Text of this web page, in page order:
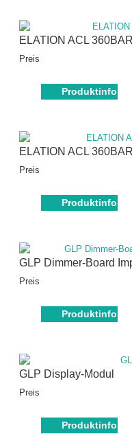
ELATION ACL
Preis
Produktinfo
ELATION ACL
Preis
Produktinfo
GLP Dimmer-Board
Preis
Produktinfo
GLP Display-Modul
Preis
Produktinfo